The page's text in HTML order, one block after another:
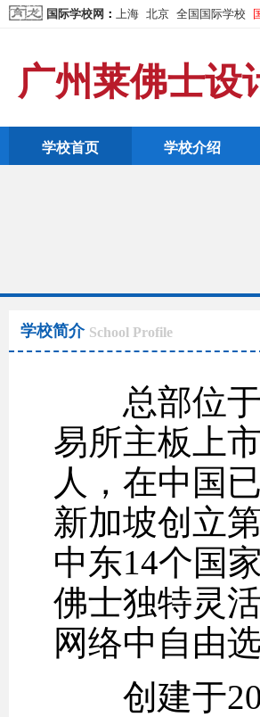
国际学校网 ： 上海 北京 全国国际学校
广州莱佛士设
学校首页 学校介绍
学校简介 School Profile
总部位于
易所主板上
人，在中国
新加坡创立
中东14个国
佛士独特灵
网络中自由
创建于